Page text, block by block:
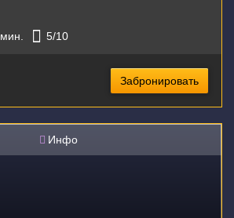
мин. 5/10
Забронировать
Инфо